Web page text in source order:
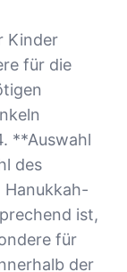
Kinder
für die
**Auswahl
des
Hanukkah-
ist,
für
der